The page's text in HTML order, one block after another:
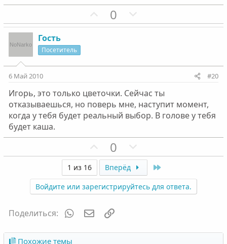
П
о
т
н
ы
й
г
л
о
с
0
е
т
н
ы
й
г
л
о
с
Гость
Посетитель
6 Май 2010 #20
Игорь, это только цветочки. Сейчас ты
отказываешься, но поверь мне, наступит момент,
когда у тебя будет реальный выбор. В голове у тебя
будет каша.
П
о
з
и
т
и
в
н
0
е
а
т
н
1 из 16 Вперёд
Войдите или зарегистрируйтесь для ответа.
Поделиться: WhatsAppЭлектронная почта
Похожие темы